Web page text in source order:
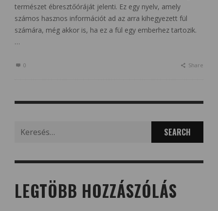
természet ébresztőóráját jelenti. Ez egy nyelv, amely
számos hasznos információt ad az arra kihegyezett fül
számára, még akkor is, ha ez a fül egy emberhez tartozik.
…
0 Share
for:
LEGTÖBB HOZZÁSZÓLÁS